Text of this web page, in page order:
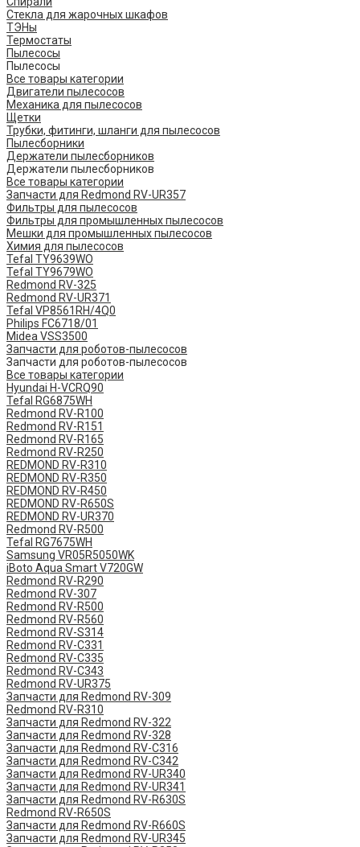
Стекла для жарочных шкафов
ТЭНы
Термостаты
Пылесосы
Пылесосы
Все товары категории
Двигатели пылесосов
Механика для пылесосов
Щетки
Трубки, фитинги, шланги для пылесосов
Пылесборники
Держатели пылесборников
Держатели пылесборников
Все товары категории
Запчасти для Redmond RV-UR357
Фильтры для пылесосов
Фильтры для промышленных пылесосов
Мешки для промышленных пылесосов
Химия для пылесосов
Tefal TY9639WO
Tefal TY9679WO
Redmond RV-325
Redmond RV-UR371
Tefal VP8561RH/4Q0
Philips FC6718/01
Midea VSS3500
Запчасти для роботов-пылесосов
Запчасти для роботов-пылесосов
Все товары категории
Hyundai H-VCRQ90
Tefal RG6875WH
Redmond RV-R100
Redmond RV-R151
Redmond RV-R165
Redmond RV-R250
REDMOND RV-R310
REDMOND RV-R350
REDMOND RV-R450
REDMOND RV-R650S
REDMOND RV-UR370
Redmond RV-R500
Tefal RG7675WH
Samsung VR05R5050WK
iBoto Aqua Smart V720GW
Redmond RV-R290
Redmond RV-307
Redmond RV-R500
Redmond RV-R560
Redmond RV-S314
Redmond RV-C331
Redmond RV-C335
Redmond RV-C343
Redmond RV-UR375
Запчасти для Redmond RV-309
Redmond RV-R310
Запчасти для Redmond RV-322
Запчасти для Redmond RV-328
Запчасти для Redmond RV-C316
Запчасти для Redmond RV-C342
Запчасти для Redmond RV-UR340
Запчасти для Redmond RV-UR341
Запчасти для Redmond RV-R630S
Redmond RV-R650S
Запчасти для Redmond RV-R660S
Запчасти для Redmond RV-UR345